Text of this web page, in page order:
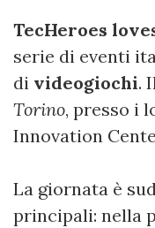
TecHeroes
serie di eventi
di videogiochi.
Torino, presso i
Innovation
La giornata è
principali: nella